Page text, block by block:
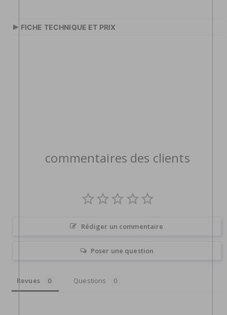
▸ FICHE TECHNIQUE ET PRIX
commentaires des clients
Rédiger un commentaire
Poser une question
Revues Questions